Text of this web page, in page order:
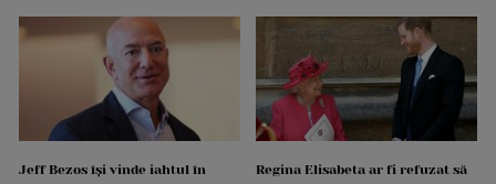
Jeff Bezos își vinde iahtul în
Regina Elisabeta ar fi refuzat să